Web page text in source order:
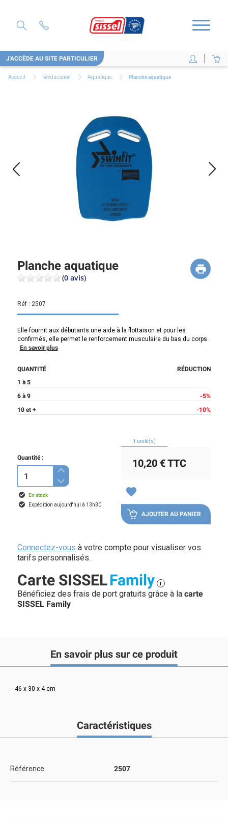
J'ACCÈDE AU SITE PARTICULIER
Accueil Réeducation Aquatique Planche aquatique
Planche aquatique
(0 avis)
Réf : 2507
Elle fournit aux débutants une aide à la flottaison et pour les
confirmés, elle permet le renforcement musculaire du bas du corps.
En savoir plus
QUANTITÉ
RÉDUCTION
1 à 5
6 à 9
-5%
10 et +
-10%
Quantité :
En stock
Expédition aujourd'hui à 13h30
1 unité(s)
10,20 €TTC
favorite
AJOUTER AU PANIER
Connectez-vous à votre compte pour visualiser vos
tarifs personnalisés.
Carte SISSELFamily i
Bénéficiez des frais de port gratuits grâce à la carte
SISSEL Family
En savoir plus sur ce produit
- 46 x 30 x 4 cm
Caractéristiques
Référence 2507